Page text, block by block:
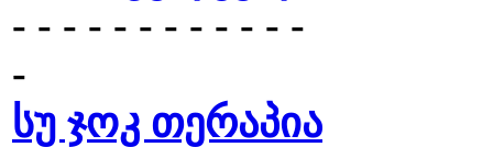
- - - - - - - - - - - -
-
სუ ჯოკ თერაპია